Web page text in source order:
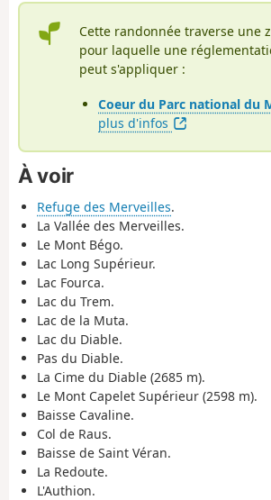
Cette randonnée traverse une
pour laquelle une
peut s'appliquer :
Coeur du Parc national du
plus d'infos
À voir
Refuge des Merveilles.
La Vallée des Merveilles.
Le Mont Bégo.
Lac Long Supérieur.
Lac Fourca.
Lac du Trem.
Lac de la Muta.
Lac du Diable.
Pas du Diable.
La Cime du Diable (2685 m).
Le Mont Capelet Supérieur (2598 m).
Baisse Cavaline.
Col de Raus.
Baisse de Saint Véran.
La Redoute.
L'Authion.